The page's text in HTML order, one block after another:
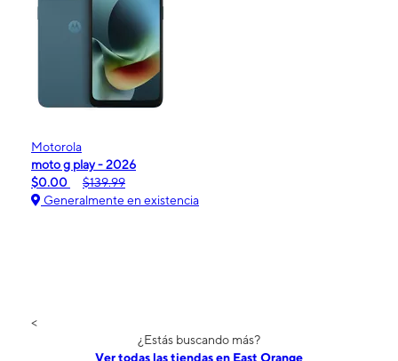
Motorola
moto g play - 2026
$0.00
$139.99
Generalmente en existencia
<
¿Estás buscando más?
Ver todas las tiendas en East Orange